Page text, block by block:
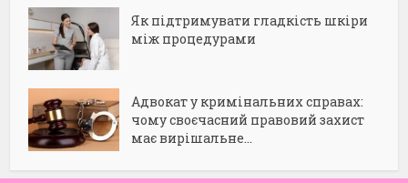
Як підтримувати гладкість шкіри
між процедурами
Адвокат у кримінальних справах:
чому своєчасний правовий захист
має вирішальне...